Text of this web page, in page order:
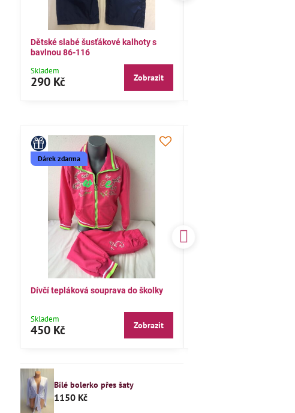
Dětské slabé šusťákové kalhoty s
bavlnou 86-116
Skladem
290 Kč Zobrazit
Dárek zdarma
Dívčí tepláková souprava do školky
Skladem
450 Kč Zobrazit
Bílé bolerko přes šaty
1150 Kč